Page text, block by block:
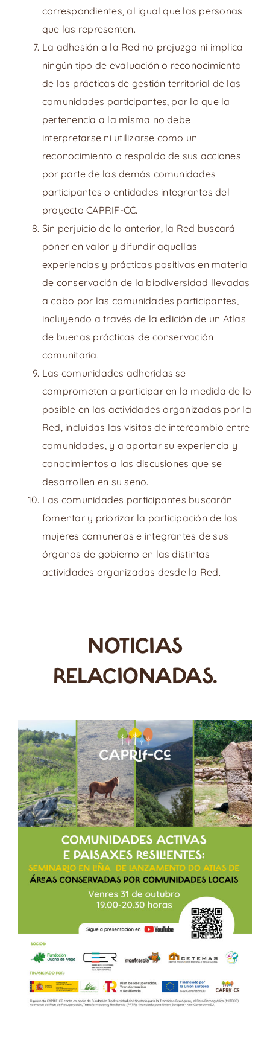
correspondientes, al igual que las personas
que las representen.
La adhesión a la Red no prejuzga ni implica
ningún tipo de evaluación o reconocimiento
de las prácticas de gestión territorial de las
comunidades participantes, por lo que la
pertenencia a la misma no debe
interpretarse ni utilizarse como un
reconocimiento o respaldo de sus acciones
por parte de las demás comunidades
participantes o entidades integrantes del
proyecto CAPRIF-CC.
Sin perjuicio de lo anterior, la Red buscará
poner en valor y difundir aquellas
experiencias y prácticas positivas en materia
de conservación de la biodiversidad llevadas
a cabo por las comunidades participantes,
incluyendo a través de la edición de un Atlas
de buenas prácticas de conservación
comunitaria.
Las comunidades adheridas se
comprometen a participar en la medida de lo
posible en las actividades organizadas por la
Red, incluidas las visitas de intercambio entre
comunidades, y a aportar su experiencia y
conocimientos a las discusiones que se
desarrollen en su seno.
Las comunidades participantes buscarán
fomentar y priorizar la participación de las
mujeres comuneras e integrantes de sus
órganos de gobierno en las distintas
actividades organizadas desde la Red.
NOTICIAS
RELACIONADAS.